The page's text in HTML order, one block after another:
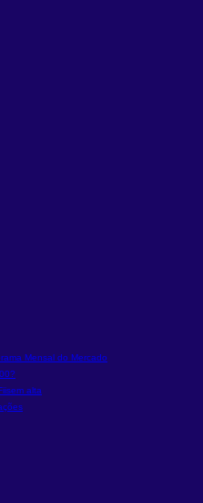
Mensal do Mercado
em alta